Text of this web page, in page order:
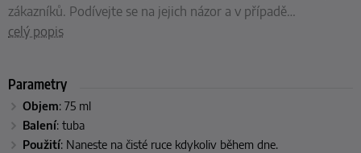
zákazníků. Podívejte se na jejich názor a v případě…
celý popis
Parametry
Objem: 75 ml
Balení: tuba
Použití: Naneste na čisté ruce kdykoliv během dne.